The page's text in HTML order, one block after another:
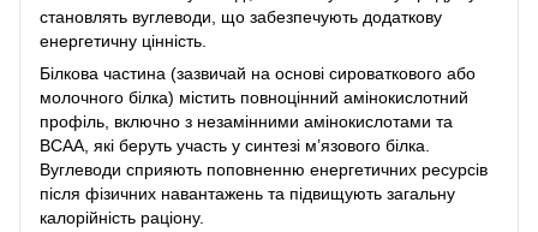
становлять вуглеводи, що забезпечують додаткову
енергетичну цінність.
Білкова частина (зазвичай на основі сироваткового або
молочного білка) містить повноцінний амінокислотний
профіль, включно з незамінними амінокислотами та
BCAA, які беруть участь у синтезі м’язового білка.
Вуглеводи сприяють поповненню енергетичних ресурсів
після фізичних навантажень та підвищують загальну
калорійність раціону.